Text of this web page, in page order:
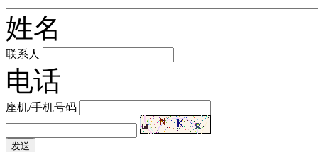
姓名
联系人
电话
座机/手机号码